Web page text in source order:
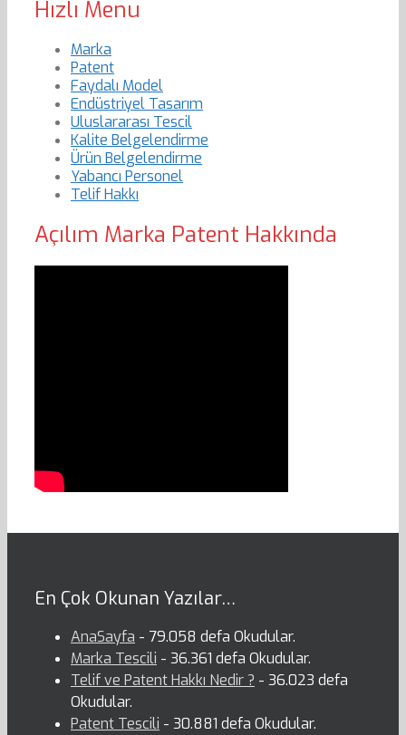
Hızlı Menu
Marka
Patent
Faydalı Model
Endüstriyel Tasarım
Uluslararası Tescil
Kalite Belgelendirme
Ürün Belgelendirme
Yabancı Personel
Telif Hakkı
Açılım Marka Patent Hakkında
En Çok Okunan Yazılar…
AnaSayfa - 79.058 defa Okudular.
Marka Tescili - 36.361 defa Okudular.
Telif ve Patent Hakkı Nedir ? - 36.023 defa
Okudular.
Patent Tescili - 30.881 defa Okudular.